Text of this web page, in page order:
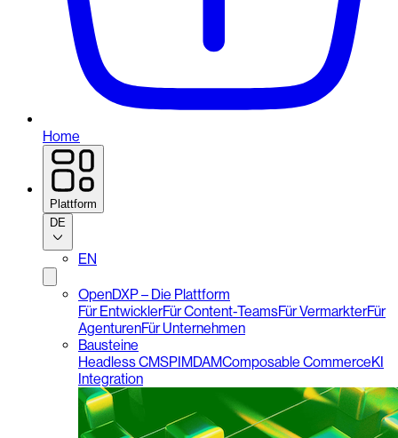
Home
Plattform
DE
EN
OpenDXP – Die Plattform
Für EntwicklerFür Content-TeamsFür VermarkterFür
AgenturenFür Unternehmen
Bausteine
Headless CMSPIMDAMComposable CommerceKI
Integration